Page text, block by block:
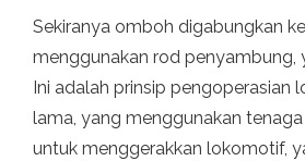
Sekiranya omboh digabungkan
menggunakan rod penyambung,
Ini adalah prinsip pengoperasian
lama, yang menggunakan
untuk menggerakkan lokomotif,